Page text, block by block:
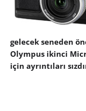
gelecek seneden
Olympus ikinci
için ayrıntıları